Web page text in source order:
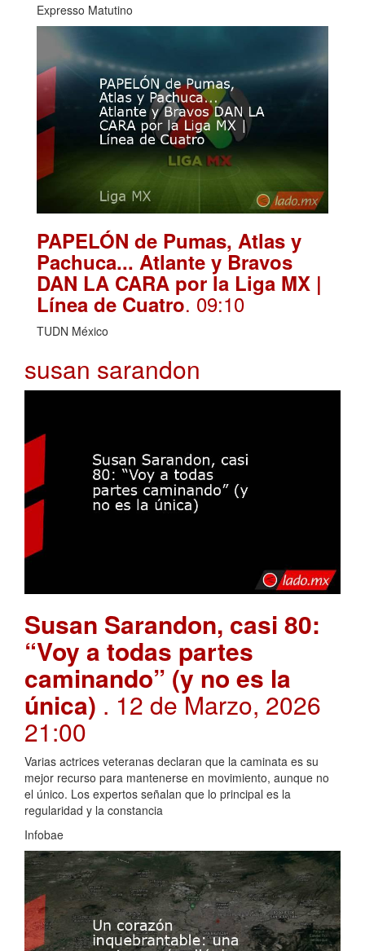
Expresso Matutino
PAPELÓN de Pumas, Atlas y
Pachuca... Atlante y Bravos
DAN LA CARA por la Liga MX |
Línea de Cuatro. 09:10
TUDN México
susan sarandon
Susan Sarandon, casi 80:
“Voy a todas partes
caminando” (y no es la
única) . 12 de Marzo, 2026
21:00
Varias actrices veteranas declaran que la caminata es su
mejor recurso para mantenerse en movimiento, aunque no
el único. Los expertos señalan que lo principal es la
regularidad y la constancia
Infobae